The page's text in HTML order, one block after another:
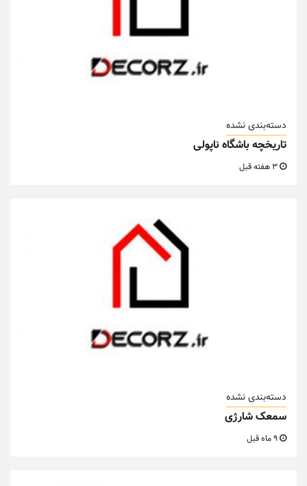
دسته‌بندی نشده
تاریخچه باشگاه ناپولی
دسته‌بندی نشده
سمعک شارژی